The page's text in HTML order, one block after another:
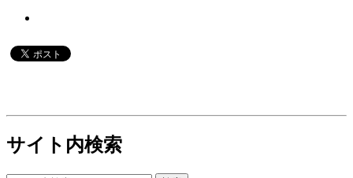
サイト内検索